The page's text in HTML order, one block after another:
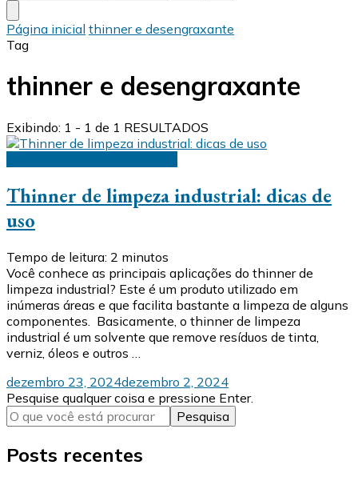
Página inicial thinner e desengraxante
Tag
thinner e desengraxante
Exibindo: 1 - 1 de 1 RESULTADOS
Thinner de limpeza industrial: dicas de
uso
Tempo de leitura: 2 minutos
Você conhece as principais aplicações do thinner de
limpeza industrial? Este é um produto utilizado em
inúmeras áreas e que facilita bastante a limpeza de alguns
componentes. Basicamente, o thinner de limpeza
industrial é um solvente que remove resíduos de tinta,
verniz, óleos e outros …
dezembro 23, 2024dezembro 2, 2024
Procurando
algo?
Pesquise qualquer coisa e pressione Enter.
Posts recentes